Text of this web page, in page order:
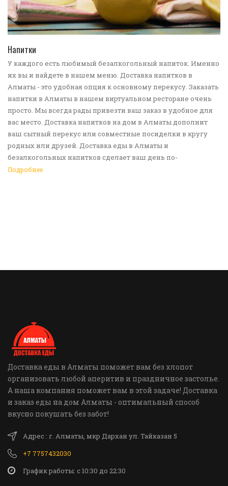
Напитки
У каждого есть любимый безалкогольный напиток. Именно
их вы и найдете в нашем меню. Доставка напитков в
Алматы - это удобная опция к основному перекусу. Заказать
напитки в Алматы в нашем виртуальном ресторане очень
просто. Мы всегда рады привезти ваш заказ в удобное для
вас место. Доставка напитков на дом в Алматы дополнит
ваш сытный перекус или совместные посиделки в кругу
родных или друзей. Доставка еды в Алматы и
безалкогольных напитков сделает ваш день по-
настоящему ярким и беззаботным. Обращайтесь к нам за
Подробнее
Доставка еды в Алматы поможет вам без хлопот
организовать любой аперитив и праздничное застолье.
А наша компания поможет вам в этой задаче! Доставка
и заказ еды на дом Алматы - оптимальный способ
вкусно покушать без забот!
Адрес : г. Алматы, мкр Дархан ул. Тайказан 5
+7 7757432030
График работы: c 10:30 до 22:30